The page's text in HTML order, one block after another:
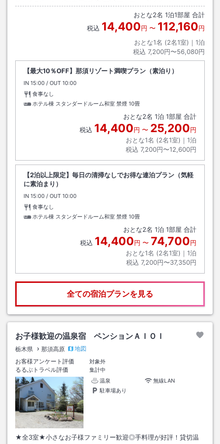
おとな2名 1泊1部屋 合計
税込 14,400円 〜 112,160円
おとな1名 (2名1室)｜ 1泊
税込 7,200円〜56,080円
【最大10％OFF】那須リゾート満喫プラン（素泊り）
IN チェックイン
15:00 / OUT チェックアウト
10:00
食事なし
ホテル棟 スタンダードルーム和室 禁煙 10畳
おとな2名 1泊 1部屋 合計
税込 14,400円 〜 25,200円
おとな1名 (2名1室)｜ 1泊
税込 7,200円〜12,600円
【2泊以上限定】毎日の清掃なしでお得な連泊プラン（気軽
に素泊まり）
IN チェックイン
15:00 / OUT チェックアウト
10:00
食事なし
ホテル棟 スタンダードルーム和室 禁煙 10畳
おとな2名 1泊 1部屋 合計
税込 14,400円 〜 74,700円
おとな1名 (2名1室)｜ 1泊
税込 7,200円〜37,350円
全ての宿泊プランを見る
お子様歓迎の温泉宿 ペンションＡＩＯＩ
栃木県 那須高原
地図
お客様アンケート評価
対象外
るるぶトラベル評価
集計中
温泉
無線LAN
駐車場あり
★全3室★小さなお子様ファミリー歓迎◎手料理が好評！貸切温